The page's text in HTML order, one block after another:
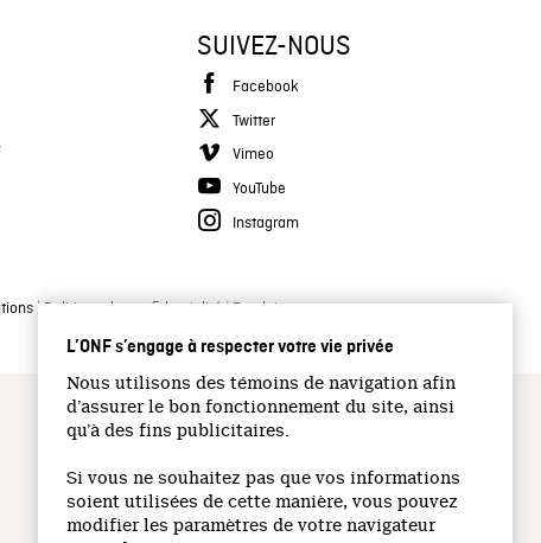
L’ONF s’engage à respecter votre vie privée
Nous utilisons des témoins de navigation afin
d’assurer le bon fonctionnement du site, ainsi
qu’à des fins publicitaires.
Si vous ne souhaitez pas que vos informations
soient utilisées de cette manière, vous pouvez
modifier les paramètres de votre navigateur
SUIVEZ-NOUS
Facebook
Twitter
Vimeo
YouTube
Instagram
| Politique de confidentialité|Emplois